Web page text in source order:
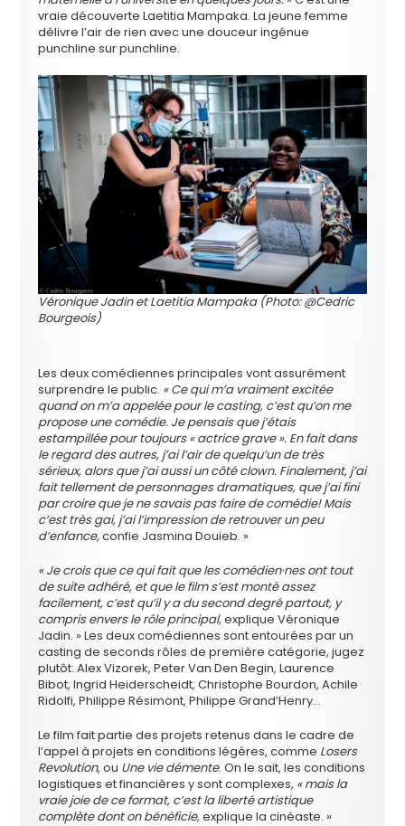
vraie découverte Laetitia Mampaka. La jeune femme
délivre l’air de rien avec une douceur ingénue
punchline sur punchline.
Véronique Jadin et Laetitia Mampaka (Photo: @Cedric
Bourgeois)
Les deux comédiennes principales vont assurément
surprendre le public. « Ce qui m’a vraiment excitée
quand on m’a appelée pour le casting, c’est qu’on me
propose une comédie. Je pensais que j’étais
estampillée pour toujours « actrice grave ». En fait dans
le regard des autres, j’ai l’air de quelqu’un de très
sérieux, alors que j’ai aussi un côté clown. Finalement, j’ai
fait tellement de personnages dramatiques, que j’ai fini
par croire que je ne savais pas faire de comédie! Mais
c’est très gai, j’ai l’impression de retrouver un peu
d’enfance,confie Jasmina Douieb. »
« Je crois que ce qui fait que les comédien·nes ont tout
de suite adhéré, et que le film s’est monté assez
facilement, c’est qu’il y a du second degré partout, y
compris envers le rôle principal,explique Véronique
Jadin. » Les deux comédiennes sont entourées par un
casting de seconds rôles de première catégorie, jugez
plutôt: Alex Vizorek, Peter Van Den Begin, Laurence
Bibot, Ingrid Heiderscheidt, Christophe Bourdon, Achile
Ridolfi, Philippe Résimont, Philippe Grand’Henry…
Le film fait partie des projets retenus dans le cadre de
l’appel à projets en conditions légères, comme Losers
Revolution, ou Une vie démente. On le sait, les conditions
logistiques et financières y sont complexes, « mais la
vraie joie de ce format, c’est la liberté artistique
complète dont on bénéficie,explique la cinéaste. »